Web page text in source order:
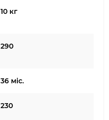
10 кг
290
36 міс.
230